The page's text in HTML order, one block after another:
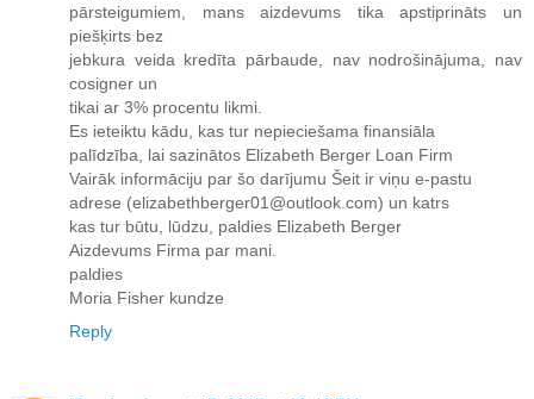
pārsteigumiem, mans aizdevums tika apstiprināts un
piešķirts bez
jebkura veida kredīta pārbaude, nav nodrošinājuma, nav
cosigner un
tikai ar 3% procentu likmi.
Es ieteiktu kādu, kas tur nepieciešama finansiāla
palīdzība, lai sazinātos Elizabeth Berger Loan Firm
Vairāk informāciju par šo darījumu Šeit ir viņu e-pastu
adrese (elizabethberger01@outlook.com) un katrs
kas tur būtu, lūdzu, paldies Elizabeth Berger
Aizdevums Firma par mani.
paldies
Moria Fisher kundze
Reply